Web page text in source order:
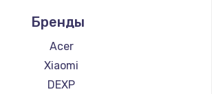
самокатов Hunter
самокатов Shorner
Ремонт самокатов Joyor
самокатов Minimotors
Бренды
Acer
Xiaomi
DEXP